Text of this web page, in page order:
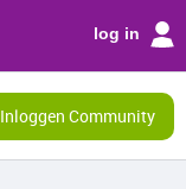
log in
Inloggen Community